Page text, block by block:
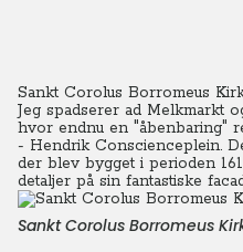
Sankt Corolus Borromeus
Jeg spadserer ad Melkmarkt
hvor endnu en "åbenbaring"
- Hendrik Conscienceplein.
der blev bygget i perioden
detaljer på sin fantastiske
Sankt Corolus Borromeus